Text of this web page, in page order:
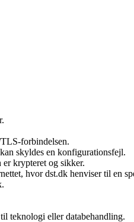
forbindelsen.
skyldes en konfigurationsfejl.
krypteret og sikker.
hvor dst.dk henviser til en
teknologi eller databehandling.